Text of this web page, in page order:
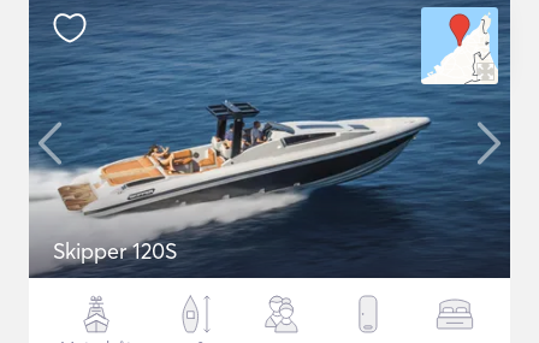
Skipper 120S